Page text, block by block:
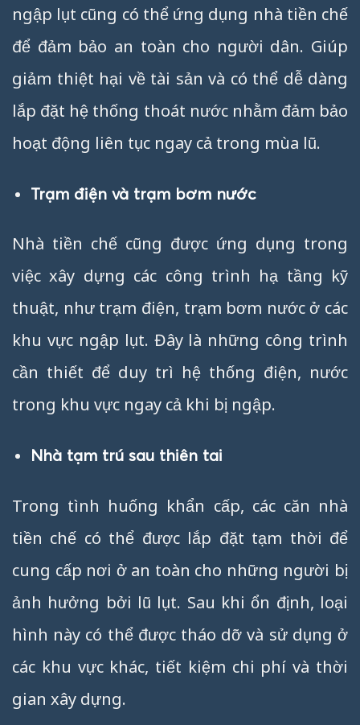
ngập lụt cũng có thể ứng dụng nhà tiền chế
để đảm bảo an toàn cho người dân. Giúp
giảm thiệt hại về tài sản và có thể dễ dàng
lắp đặt hệ thống thoát nước nhằm đảm bảo
hoạt động liên tục ngay cả trong mùa lũ.
Trạm điện và trạm bơm nước
Nhà tiền chế cũng được ứng dụng trong
việc xây dựng các công trình hạ tầng kỹ
thuật, như trạm điện, trạm bơm nước ở các
khu vực ngập lụt. Đây là những công trình
cần thiết để duy trì hệ thống điện, nước
trong khu vực ngay cả khi bị ngập.
Nhà tạm trú sau thiên tai
Trong tình huống khẩn cấp, các căn nhà
tiền chế có thể được lắp đặt tạm thời để
cung cấp nơi ở an toàn cho những người bị
ảnh hưởng bởi lũ lụt. Sau khi ổn định, loại
hình này có thể được tháo dỡ và sử dụng ở
các khu vực khác, tiết kiệm chi phí và thời
gian xây dựng.